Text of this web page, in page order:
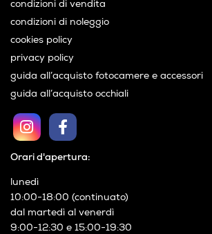
Orari d'apertura:
lunedì
10:00-18:00 (continuato)
dal martedì al venerdì
9:00-12:30 e 15:00-19:30
condizioni di vendita
condizioni di noleggio
cookies policy
privacy policy
guida all’acquisto fotocamere e accessori
guida all’acquisto occhiali